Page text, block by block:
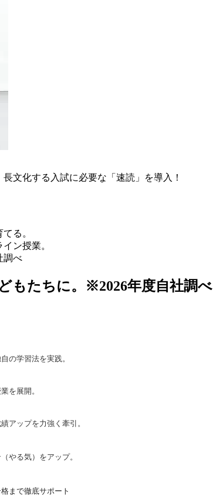
文化する入試に必要な「速読」を導入！
る。
ン授業。
調べ
もたちに。※2026年度自社調べ
の学習法を実践。
を展開。
アップを力強く牽引。
やる気）をアップ。
まで徹底サポート